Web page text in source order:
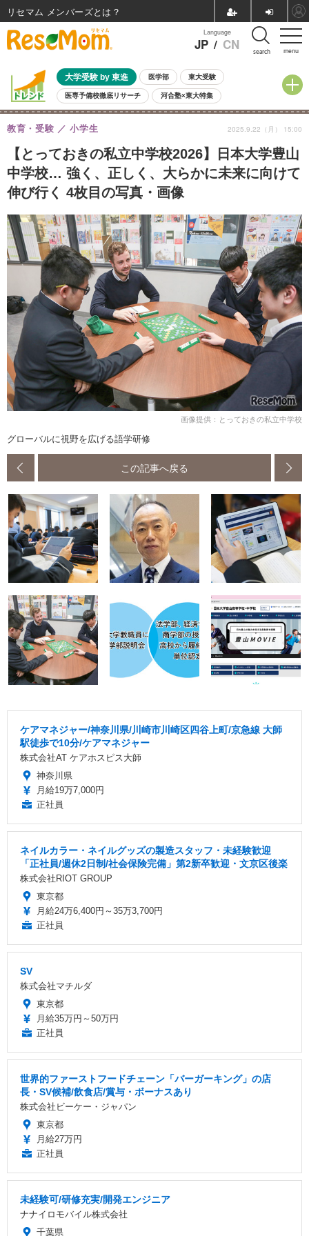
menu
Language
JP / CN search
大学受験 by 東進 医学部 東大受験
医専予備校徹底リサーチ 河合塾×東大特集
親子で考える大学選び 高校受験 中学受験 小学校受験
共通テスト 夏休み
8月開催イベント・WS 全国公立高校 過去問 人気記事
自由研究教材（小学生向け） 自由研究教材（中学生向け） ランキング
【とっておきの私立中学校2026】日本大学豊山
中学校… 強く、正しく、大らかに未来に向けて
伸び行く 4枚目の写真・画像
教育・受験 小学生 2025.9.22（月） 15:00
画像提供：とっておきの私立中学校
グローバルに視野を広げる語学研修
この記事へ戻る
ケアマネジャー/神奈川県/川崎市川崎区四谷上町/京急線 大師
駅徒歩で10分/ケアマネジャー
株式会社AT ケアホスピス大師
神奈川県
月給19万7,000円
正社員
ネイルカラー・ネイルグッズの製造スタッフ・未経験歓迎
「正社員/週休2日制/社会保険完備」第2新卒歓迎・文京区後楽
株式会社RIOT GROUP
東京都
月給24万6,400円～35万3,700円
正社員
SV
株式会社マチルダ
東京都
月給35万円～50万円
正社員
世界的ファーストフードチェーン「バーガーキング」の店
長・SV候補/飲食店/賞与・ボーナスあり
株式会社ビーケー・ジャパン
東京都
月給27万円
正社員
未経験可/研修充実/開発エンジニア
ナナイロモバイル株式会社
千葉県
リセマム メンバーズ